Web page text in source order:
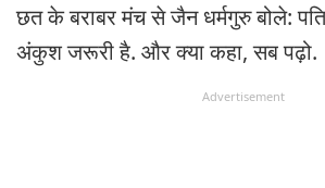
छत के बराबर मंच से जैन धर्मगुरु बोले:
अंकुश जरूरी है. और क्या कहा, सब पढ़ो.
Advertisement